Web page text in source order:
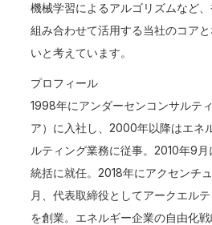
機械学習によるアルゴリズムなど
組み合わせて活用する当社のコア
いと考えています。
プロフィール
1998年にアンダーセンコンサルテ
ア）に入社し、2000年以降はエネ
ルティング業務に従事。2010年9
統括に就任。2018年にアクセンチ
月、代表取締役としてアークエル
を創業。エネルギー企業の自由化